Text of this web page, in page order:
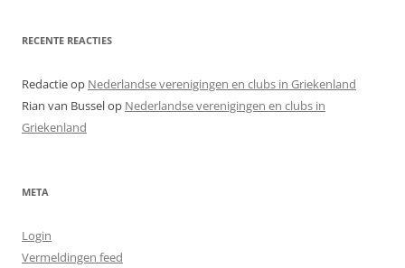
RECENTE REACTIES
Redactieop Nederlandse verenigingen en clubs in Griekenland
Rian van Busselop Nederlandse verenigingen en clubs in
Griekenland
META
Login
Vermeldingen feed